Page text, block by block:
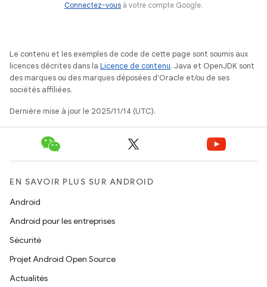
Connectez-vous à votre compte Google.
Le contenu et les exemples de code de cette page sont soumis aux
licences décrites dans la Licence de contenu. Java et OpenJDK sont
des marques ou des marques déposées d'Oracle et/ou de ses
sociétés affiliées.
Dernière mise à jour le 2025/11/14 (UTC).
EN SAVOIR PLUS SUR ANDROID
Android
Android pour les entreprises
Sécurité
Projet Android Open Source
Actualités